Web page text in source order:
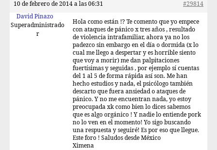
10 de febrero de 2014 a las 06:31
#29814
David Pinazo
Superadministrado
r
Hola como están !? Te comento que yo empece
con ataques de pánico x tres años , resultado
de violencia intrafamiliar, ahora ya no los
padezco sin embargo en el día o dormida (x lo
cual me llego a despertar y es horrible siento
que voy a morir) me dan palpitaciones
fuertísimas y seguidas , por ejemplo sí cuentas
del 1 al 5 de forma rápida así son. Me han
hecho estudios y nada, el psicólogo también
descarto que fuera ansiedad o ataques de
pánico. Y no me encuentran nada, yo estoy
preocupada xk como bien lo dices sabemos
que es algo orgánico ! Y nadie lo entiende pork
no lo ven en el momento! Yo sigo buscando
una respuesta y seguiré! Es por eso que llegue.
Este foro ! Saludos desde México
Ximena